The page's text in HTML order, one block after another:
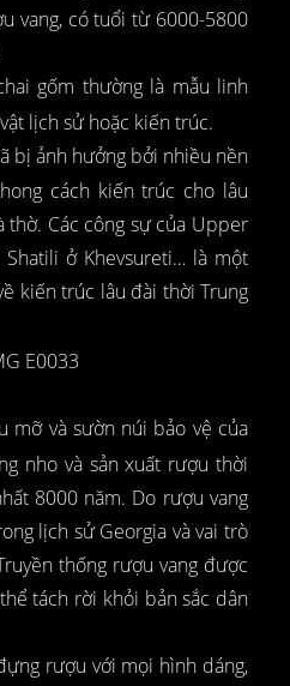
vang, có tuổi từ 6000-5800
gốm thường là mẫu linh
lịch sử hoặc kiến trúc.
bị ảnh hưởng bởi nhiều nền
cách kiến trúc cho lâu
thờ. Các công sự của Upper
ở Khevsureti… là một
kiến trúc lâu đài thời Trung
mỡ và sườn núi bảo vệ của
nho và sản xuất rượu thời
8000 năm. Do rượu vang
lịch sử Georgia và vai trò
thống rượu vang được
tách rời khỏi bản sắc dân
rượu với mọi hình dáng,